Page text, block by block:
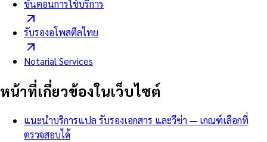
ขั้นตอนการใช้บริการ
รับรองอโพสตีลไทย
Notarial Services
หน้าที่เกี่ยวข้องในเว็บไซต์
แนะนำบริการแปล รับรองเอกสาร และวีซ่า — เกณฑ์เลือกที่
ตรวจสอบได้